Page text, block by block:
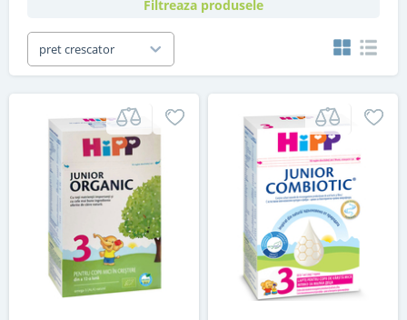
Filtreaza produsele
pret crescator